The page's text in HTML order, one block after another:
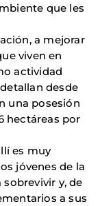
que les
a mejorar
viven en
actividad
desde
una posesión
hectáreas por
es muy
jóvenes de la
y, de
a sus